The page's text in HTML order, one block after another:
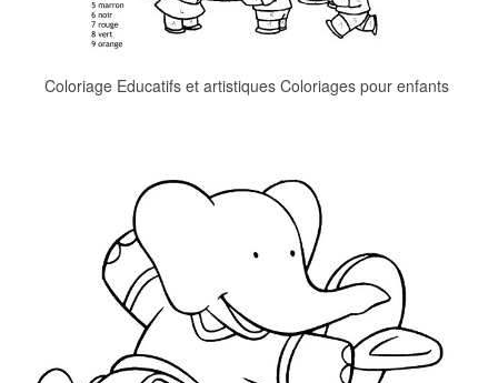
Coloriage Educatifs et artistiques Coloriages pour enfants